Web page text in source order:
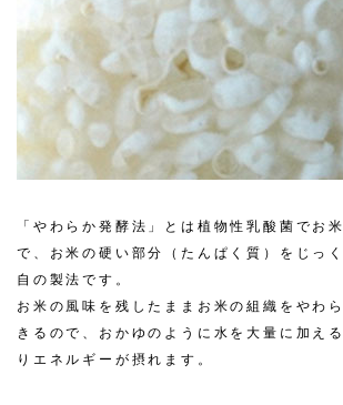
「やわらか発酵法」とは植物性乳酸菌でお
で、お米の硬い部分（たんぱく質）をじっ
自の製法です。
お米の風味を残したままお米の組織をやわ
きるので、おかゆのように水を大量に加え
りエネルギーが摂れます。